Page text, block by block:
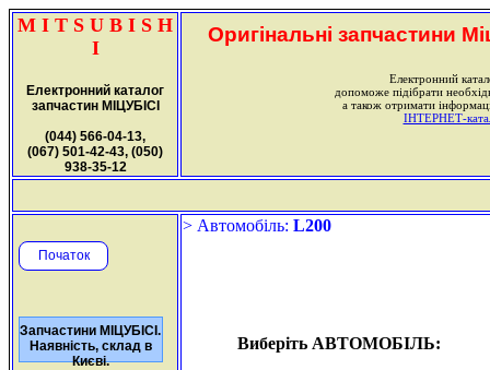
M I T S U B I S H
I
Електронний каталог
запчастин МІЦУБІСІ
(044) 566-04-13,
(067) 501-42-43, (050)
938-35-12
Оригінальні запчастини
Електронний
допоможе підібрати
а також отримати
ІНТЕРНЕТ-
Початок
Запчастини МІЦУБІСІ.
Наявність, склад в
Києві.
> Автомобіль: L200
Виберіть АВТОМОБІЛЬ: